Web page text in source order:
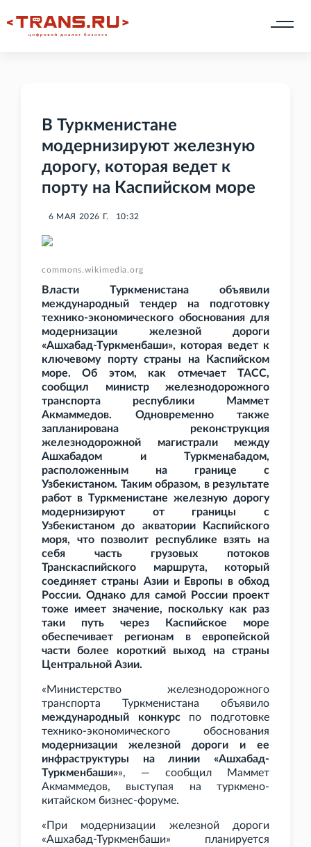
В Туркменистане
модернизируют железную
дорогу, которая ведет к
порту на Каспийском море
6 МАЯ 2026 Г. 10:32
commons.wikimedia.org
Власти Туркменистана объявили
международный тендер на подготовку
технико-экономического обоснования для
модернизации железной дороги
«Ашхабад-Туркменбаши», которая ведет к
ключевому порту страны на Каспийском
море. Об этом, как отмечает ТАСС,
сообщил министр железнодорожного
транспорта республики Маммет
Акмаммедов. Одновременно также
запланирована реконструкция
железнодорожной магистрали между
Ашхабадом и Туркменабадом,
расположенным на границе с
Узбекистаном. Таким образом, в результате
работ в Туркменистане железную дорогу
модернизируют от границы с
Узбекистаном до акватории Каспийского
моря, что позволит республике взять на
себя часть грузовых потоков
Транскаспийского маршрута, который
соединяет страны Азии и Европы в обход
России. Однако для самой России проект
тоже имеет значение, поскольку как раз
таки путь через Каспийское море
обеспечивает регионам в европейской
части более короткий выход на страны
Центральной Азии.
«Министерство железнодорожного
транспорта Туркменистана объявило
международный конкурспо подготовке
технико-экономического обоснования
модернизации железной дороги и ее
инфраструктуры на линии «Ашхабад-
Туркменбаши»», — сообщил Маммет
Акмаммедов, выступая на туркмено-
китайском бизнес-форуме.
«При модернизации железной дороги
«Ашхабад-Туркменбаши» планируется